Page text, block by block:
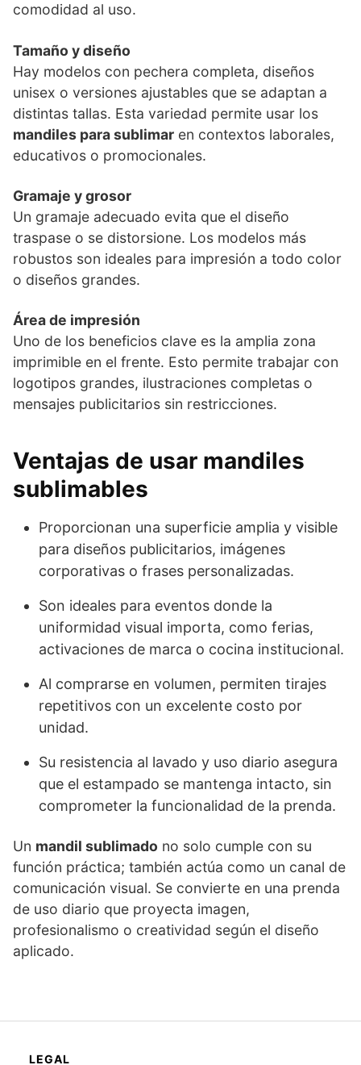
comodidad al uso.
Tamaño y diseño
Hay modelos con pechera completa, diseños
unisex o versiones ajustables que se adaptan a
distintas tallas. Esta variedad permite usar los
mandiles para sublimar en contextos laborales,
educativos o promocionales.
Gramaje y grosor
Un gramaje adecuado evita que el diseño
traspase o se distorsione. Los modelos más
robustos son ideales para impresión a todo color
o diseños grandes.
Área de impresión
Uno de los beneficios clave es la amplia zona
imprimible en el frente. Esto permite trabajar con
logotipos grandes, ilustraciones completas o
mensajes publicitarios sin restricciones.
Ventajas de usar mandiles
sublimables
Proporcionan una superficie amplia y visible
para diseños publicitarios, imágenes
corporativas o frases personalizadas.
Son ideales para eventos donde la
uniformidad visual importa, como ferias,
activaciones de marca o cocina institucional.
Al comprarse en volumen, permiten tirajes
repetitivos con un excelente costo por
unidad.
Su resistencia al lavado y uso diario asegura
que el estampado se mantenga intacto, sin
comprometer la funcionalidad de la prenda.
Un mandil sublimado no solo cumple con su
función práctica; también actúa como un canal de
comunicación visual. Se convierte en una prenda
de uso diario que proyecta imagen,
profesionalismo o creatividad según el diseño
aplicado.
LEGAL